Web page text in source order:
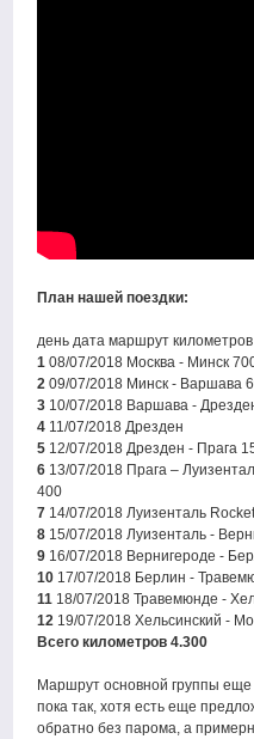
План нашей поездки:
день дата маршрут километров
1 08/07/2018 Москва - Минск
2 09/07/2018 Минск - Варшава
3 10/07/2018 Варшава -
4 11/07/2018 Дрезден
5 12/07/2018 Дрезден - Прага
6 13/07/2018 Прага –
400
7 14/07/2018 Луизенталь
8 15/07/2018 Луизенталь -
9 16/07/2018 Вернигероде -
10 17/07/2018 Берлин -
11 18/07/2018 Травемюнде -
12 19/07/2018 Хельсинский -
Всего километров 4.300
Маршрут основной группы еще
пока так, хотя есть еще
обратно без парома, а